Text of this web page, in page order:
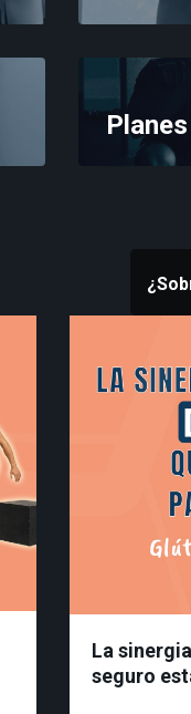
La
seguro